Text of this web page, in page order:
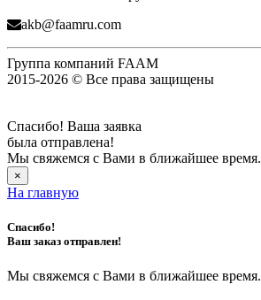
akb@faamru.com
Группа компаний FAAM
2015-2026 © Все права защищены
Спасибо! Ваша заявка
была отправлена!
Мы свяжемся с Вами в ближайшее время.
×
На главную
Спасибо!
Ваш заказ отправлен!
Мы свяжемся с Вами в ближайшее время.